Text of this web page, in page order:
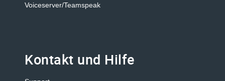
Voiceserver/Teamspeak
Kontakt und Hilfe